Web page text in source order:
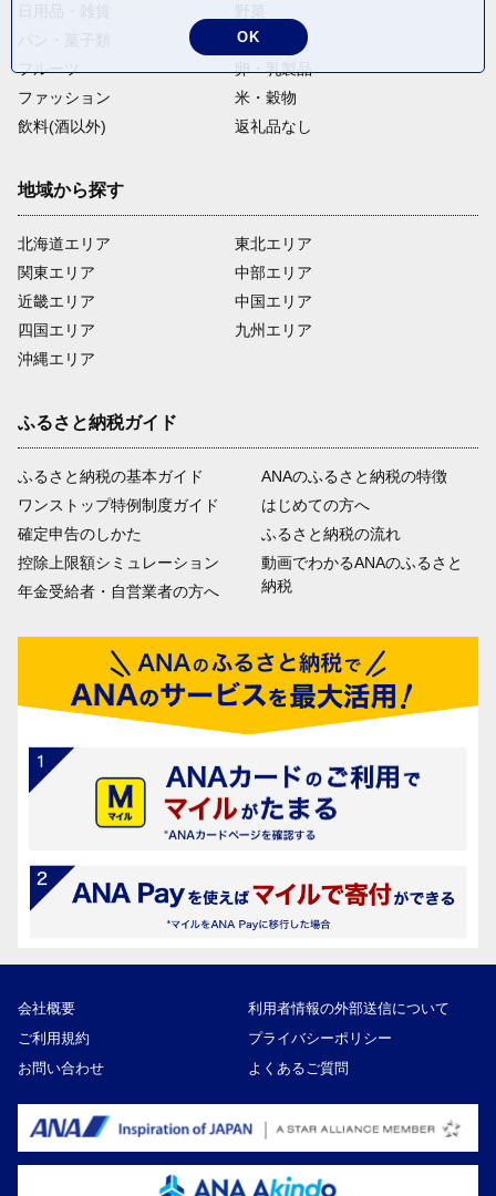
電化製品
フルーツ
卵・乳製品
ファッション
米・穀物
飲料(酒以外)
返礼品なし
地域から探す
北海道エリア
関東エリア
近畿エリア
四国エリア
沖縄エリア
東北エリア
中部エリア
中国エリア
九州エリア
ふるさと納税ガイド
ふるさと納税の基本ガイド
ワンストップ特例制度ガイド
確定申告のしかた
控除上限額シミュレーション
年金受給者・自営業者の方へ
ANAのふるさと納税の特徴
はじめての方へ
ふるさと納税の流れ
動画でわかるANAのふるさと
納税
会社概要
利用者情報の外部送信について
ご利用規約
プライバシーポリシー
お問い合わせ
よくあるご質問
OK